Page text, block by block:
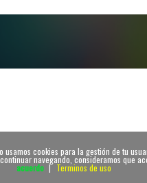
usamos cookies para la gestión de tu
navegando, consideramos que
acuerdo | Terminos de uso